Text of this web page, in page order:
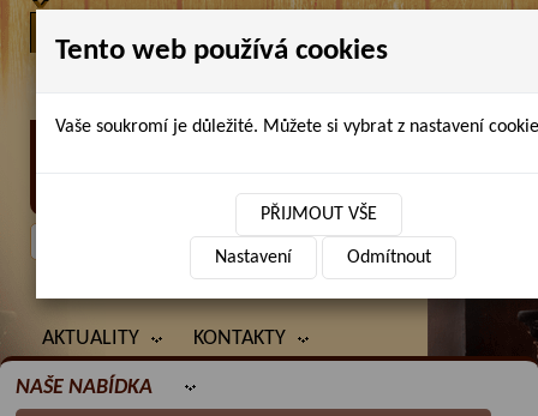
AKTUALITY KONTAKTY
NAŠE NABÍDKA
Tento web používá cookies
Vaše soukromí je důležité. Můžete si vybrat z nastavení
PŘIJMOUT VŠE
Nastavení Odmítnout